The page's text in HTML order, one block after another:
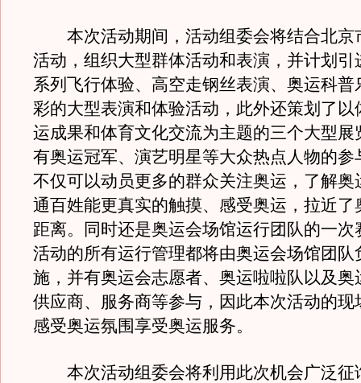
本次活动期间，活动组委会将结合北京
活动，组织大型群体活动和表演，并计划引
系列飞行体验、高空走钢丝表演、奥运科普
彩的大型表演和体验活动，此外还策划了以
运成果和体育文化交流为主题的三个大型展
有奥运冠军、演艺明星等大众热点人物的参
不仅可以动员更多的群众关注奥运，了解奥
通百姓能更真实的触摸、感受奥运，拉近了
距离。同时还是奥运会场馆运行团队的一次
活动的所有运行管理都将由奥运会场馆团队
施，并有奥运会志愿者、奥运啦啦队以及奥
供应商、服务商等参与，因此本次活动的现
感受奥运氛围享受奥运服务。
本次活动组委会将利用此次机会广泛征